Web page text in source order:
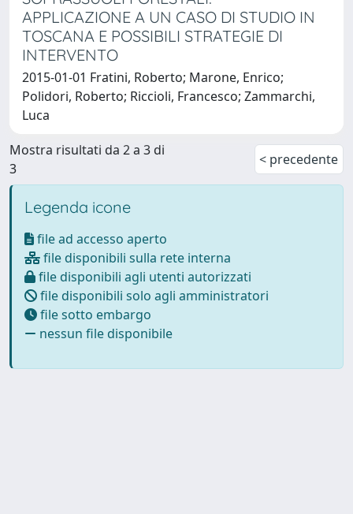
APPLICAZIONE A UN CASO DI STUDIO IN
TOSCANA E POSSIBILI STRATEGIE DI
INTERVENTO
2015-01-01 Fratini, Roberto; Marone, Enrico;
Polidori, Roberto; Riccioli, Francesco; Zammarchi,
Luca
Mostra risultati da 2 a 3 di
3
< precedente
Legenda icone
file ad accesso aperto
file disponibili sulla rete interna
file disponibili agli utenti autorizzati
file disponibili solo agli amministratori
file sotto embargo
nessun file disponibile